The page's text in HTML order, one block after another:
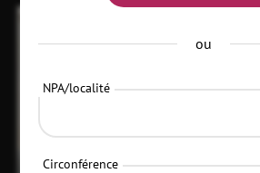
ou
NPA/localité
Circonférence